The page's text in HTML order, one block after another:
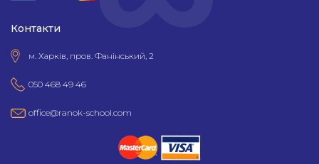
Контакти
м. Харків, пров. Фанінський, 2
050 468 49 46
office@ranok-school.com